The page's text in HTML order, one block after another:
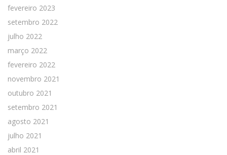
fevereiro 2023
setembro 2022
julho 2022
março 2022
fevereiro 2022
novembro 2021
outubro 2021
setembro 2021
agosto 2021
julho 2021
abril 2021